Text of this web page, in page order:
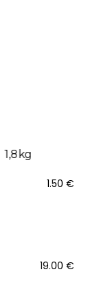
1.50 €
19.00 €